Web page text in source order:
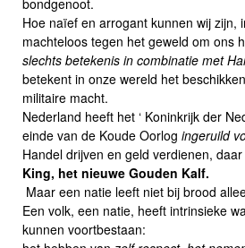
bondgenoot.
Hoe naïef en arrogant kunnen wij zijn,
machteloos tegen het geweld om ons
slechts betekenis in combinatie met
betekent in onze wereld het
militaire macht.
Nederland heeft het ‘ Koninkrijk der
einde van de Koude Oorlog ingeruild
Handel drijven en geld verdienen,
King, het nieuwe Gouden Kalf.
Maar een natie leeft niet bij brood
Een volk, een natie, heeft intrinsieke
kunnen voortbestaan: